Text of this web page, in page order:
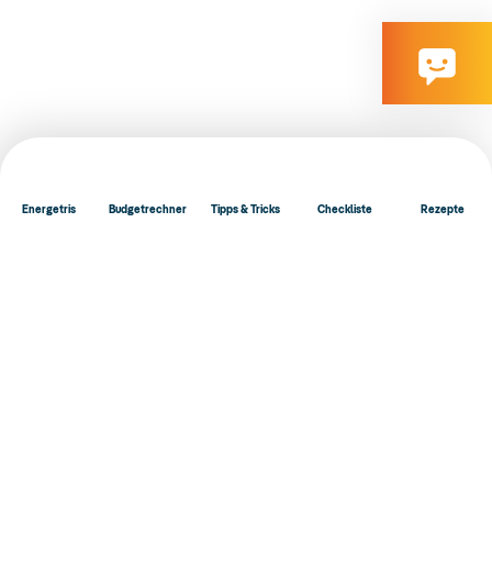
Energetris Budgetrechner Tipps & Tricks Checkliste Rezepte